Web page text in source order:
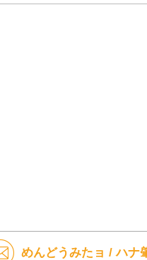
めんどうみたョ / ハナ